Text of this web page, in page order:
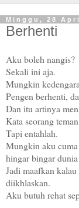
Minggu, 28
Berhenti
Aku boleh nangis?
Sekali ini aja.
Mungkin
Pengen berhenti,
Dan itu artinya
Kata seorang
Tapi entahlah.
Mungkin aku
hingar bingar
Jadi maafkan
diikhlaskan.
Aku butuh rehat